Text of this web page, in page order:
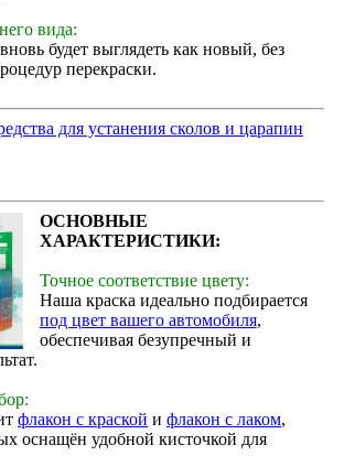
вида:
будет выглядеть как новый, без
перекраски.
для устанения сколов и царапин
ОСНОВНЫЕ
ХАРАКТЕРИСТИКИ:
Точное соответствие цвету:
Наша краска идеально подбирается
под цвет вашего автомобиля,
обеспечивая безупречный и
флакон с краской и флакон с лаком,
оснащён удобной кисточкой для